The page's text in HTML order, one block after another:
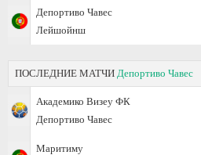
Депортиво Чавес
Лейшойнш
ПОСЛЕДНИЕ МАТЧИ Депортиво Чавес
Академико Визеу ФК
Депортиво Чавес
Маритиму